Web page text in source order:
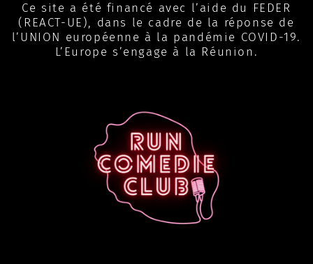
Ce site a été financé avec l’aide du FEDER
(REACT-UE), dans le cadre de la réponse de
l’UNION européenne à la pandémie COVID-19.
L’Europe s’engage à la Réunion.